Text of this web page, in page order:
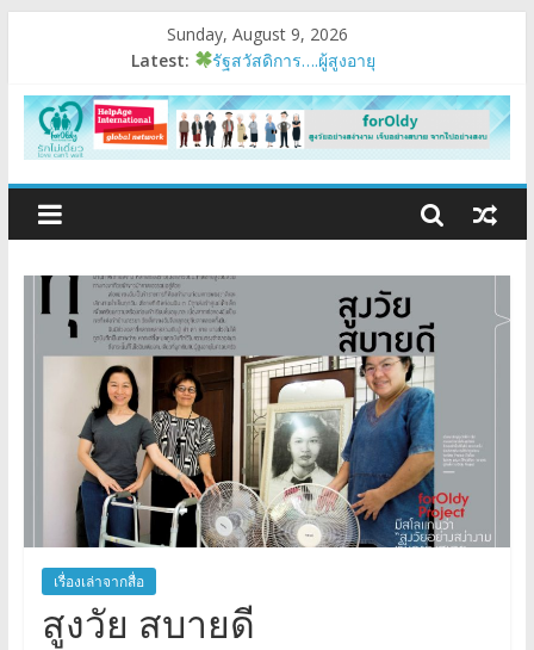
Sunday, August 9, 2026
Latest:
รัฐสวัสดิการ….ผู้สูงอายุ
มนุษย์ต่างวัย
Fest 2026
แรงบันดาลใจหนึ่ง
เรื่องเล่าจากสื่อ
สูงวัย สบายดี